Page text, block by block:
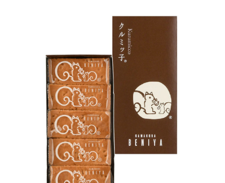
好きが集まる 比べて選べる
ビジネスと働き方のヒント
AI活用のいまが分かる
企業ITのトレンドを詳説
経営リーダーのコミュニティ
マーケ×ITの今がよく分かる